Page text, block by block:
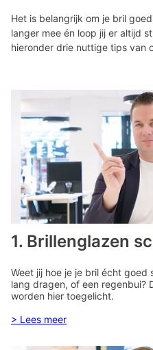
Het is belangrijk om je bril
langer mee én loop jij er altijd
hieronder drie nuttige tips van
1. Brillenglazen
Weet jij hoe je je bril écht goed
lang dragen, of een regenbui?
worden hier toegelicht.
> Lees meer